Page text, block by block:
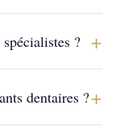
? +
dentaires ?+